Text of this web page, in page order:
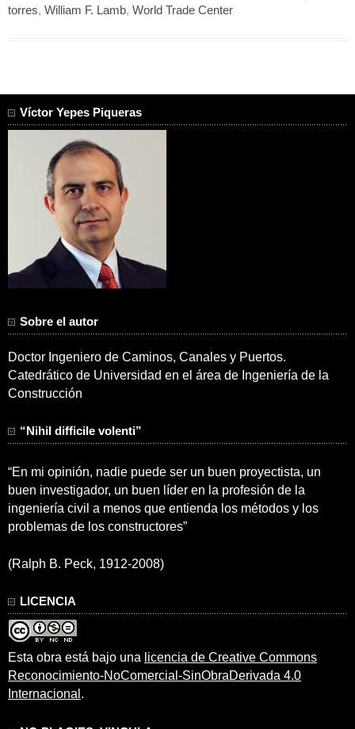
torres, William F. Lamb, World Trade Center
Víctor Yepes Piqueras
Sobre el autor
Doctor Ingeniero de Caminos, Canales y Puertos.
Catedrático de Universidad en el área de Ingeniería de la
Construcción
“Nihil difficile volenti”
“En mi opinión, nadie puede ser un buen proyectista, un
buen investigador, un buen líder en la profesión de la
ingeniería civil a menos que entienda los métodos y los
problemas de los constructores”
(Ralph B. Peck, 1912-2008)
LICENCIA
Esta obra está bajo una licencia de Creative Commons
Reconocimiento-NoComercial-SinObraDerivada 4.0
Internacional .